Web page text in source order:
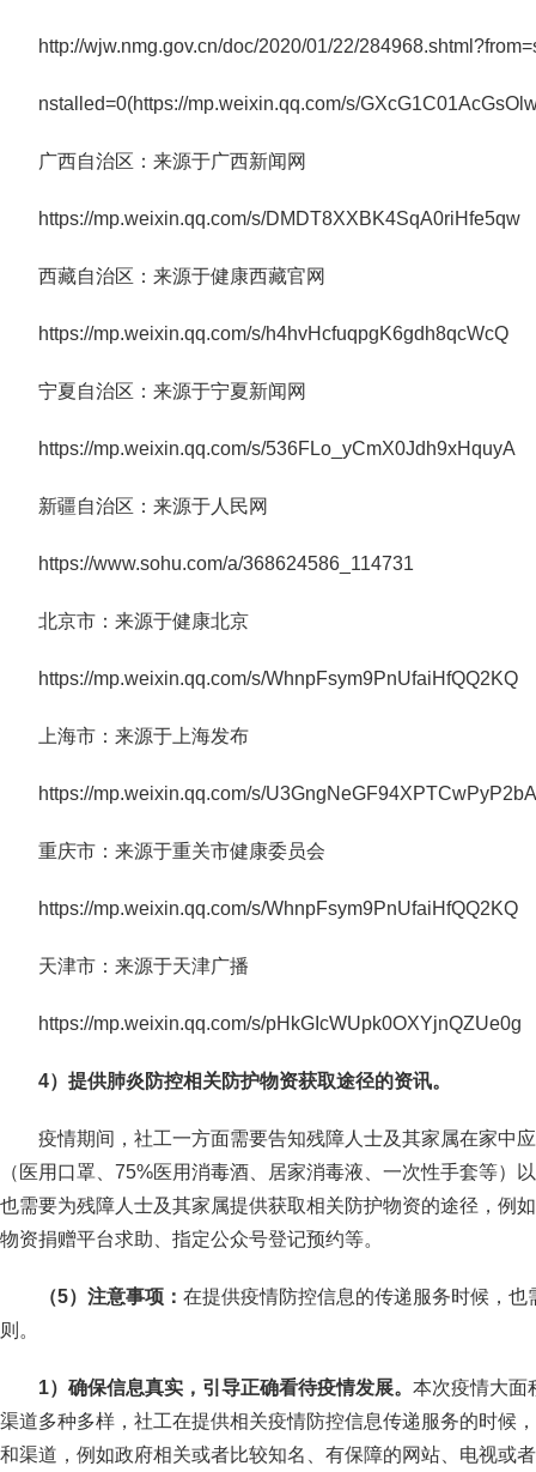
http://wjw.nmg.gov.cn/doc/2020/01/22/
nstalled=0(https://mp.weixin.qq.com/s/
广西自治区：来源于广西新闻网
https://mp.weixin.qq.com/s/DMDT8XXBK4SqA0riHfe5qw
西藏自治区：来源于健康西藏官网
https://mp.weixin.qq.com/s/h4hvHcfuqpgK6gdh8qcWcQ
宁夏自治区：来源于宁夏新闻网
https://mp.weixin.qq.com/s/536FLo_yCmX0Jdh9xHquyA
新疆自治区：来源于人民网
https://www.sohu.com/a/368624586_114731
北京市：来源于健康北京
https://mp.weixin.qq.com/s/WhnpFsym9PnUfaiHfQQ2KQ
上海市：来源于上海发布
https://mp.weixin.qq.com/s/U3GngNeGF94XPTCwPyP2bA
重庆市：来源于重关市健康委员会
https://mp.weixin.qq.com/s/WhnpFsym9PnUfaiHfQQ2KQ
天津市：来源于天津广播
https://mp.weixin.qq.com/s/pHkGIcWUpk0OXYjnQZUe0g
4）提供肺炎防控相关防护物资获取途径的资讯。
疫情期间，社工一方面需要告知残障人士及其家属在家中
（医用口罩、75%医用消毒酒、居家消毒液、一次性手套等）
也需要为残障人士及其家属提供获取相关防护物资的途径，例
物资捐赠平台求助、指定公众号登记预约等。
（5）注意事项： 在提供疫情防控信息的传递服务时候，
则。
1）确保信息真实，引导正确看待疫情发展。 本次疫情大面
渠道多种多样，社工在提供相关疫情防控信息传递服务的时候
和渠道，例如政府相关或者比较知名、有保障的网站、电视或